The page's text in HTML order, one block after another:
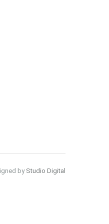
byStudio Digital